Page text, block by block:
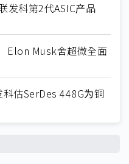
科第2代ASIC产品
Elon Musk舍超微全面
估SerDes 448G为铜